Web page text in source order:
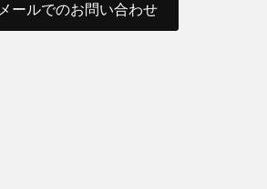
メールでのお問い合わせ